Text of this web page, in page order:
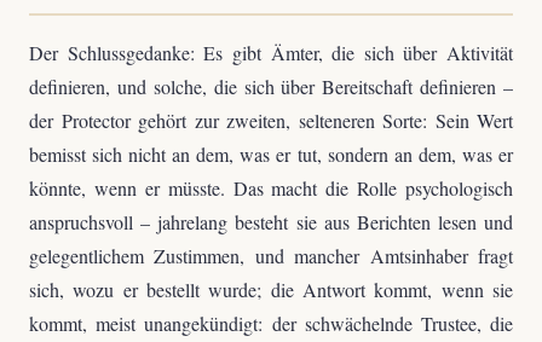
Der Schlussgedanke: Es gibt Ämter, die sich über Aktivität
definieren, und solche, die sich über Bereitschaft definieren –
der Protector gehört zur zweiten, selteneren Sorte: Sein Wert
bemisst sich nicht an dem, was er tut, sondern an dem, was er
könnte, wenn er müsste. Das macht die Rolle psychologisch
anspruchsvoll – jahrelang besteht sie aus Berichten lesen und
gelegentlichem Zustimmen, und mancher Amtsinhaber fragt
sich, wozu er bestellt wurde; die Antwort kommt, wenn sie
kommt, meist unangekündigt: der schwächelnde Trustee, die